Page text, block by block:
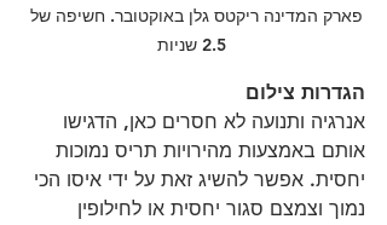
פארק המדינה ריקטס גלן באוקטובר. חשיפה של
2.5 שניות
הגדרות צילום
אנרגיה ותנועה לא חסרים כאן, הדגישו
אותם באמצעות מהירויות תריס נמוכות
יחסית. אפשר להשיג זאת על ידי איסו הכי
נמוך וצמצם סגור יחסית או לחילופין